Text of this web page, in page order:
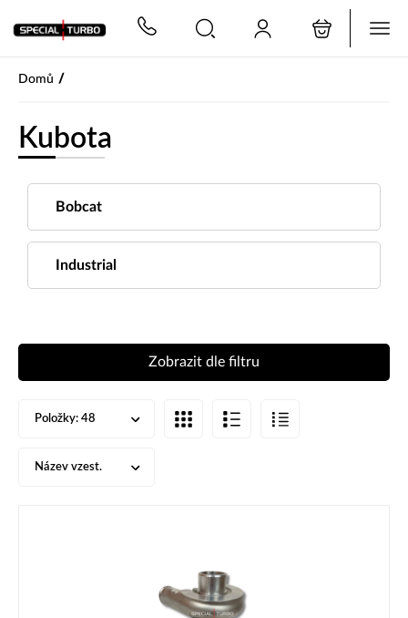
Domů /
Kubota
Bobcat
Industrial
Zobrazit dle filtru
Položky: 48
Název vzest.